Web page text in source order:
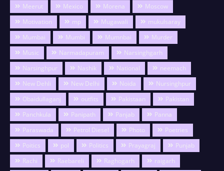
Meerut
Mexico Morena
Moscow
Motivation
mp Mugawali
mukulsaray
Mumbai
Mumbi Mumnbai
Murder
Music
Narmadapuram
Narsinghgarh
Narsinghpur
Nashik National
neemach
New Dehli
New Delhi Noida
Nursinghpur
Obaidullaganj
outfits Pakistaan
Pakistan
Panchkula
Panipath Panjab
Panna
Paraswada
Petrol Diesel Photo
Poetries
Poitics
pol Politics Prayagraj
Punjab
Rachi
Raebareli Raghogarh
raigarh